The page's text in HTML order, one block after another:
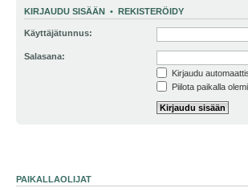
KIRJAUDU SISÄÄN • REKISTERÖIDY
Käyttäjätunnus:
Salasana:
Kirjaudu
Piilota paikalla
PAIKALLAOLIJAT